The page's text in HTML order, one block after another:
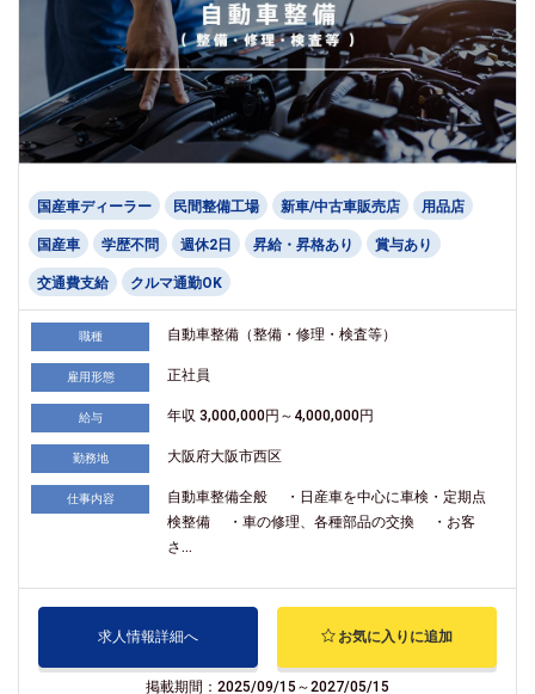
国産車ディーラー 民間整備工場 新車/中古車販売店 用品店
国産車 学歴不問 週休2日 昇給・昇格あり 賞与あり
交通費支給 クルマ通勤OK
職種 自動車整備（整備・修理・検査等）
雇用形態 正社員
給与 年収 3,000,000円～4,000,000円
勤務地 大阪府大阪市西区
仕事内容
自動車整備全般 ・日産車を中心に車検・定期点
検整備 ・車の修理、各種部品の交換 ・お客
さ...
求人情報詳細へ お気に入りに追加
掲載期間：2025/09/15～2027/05/15